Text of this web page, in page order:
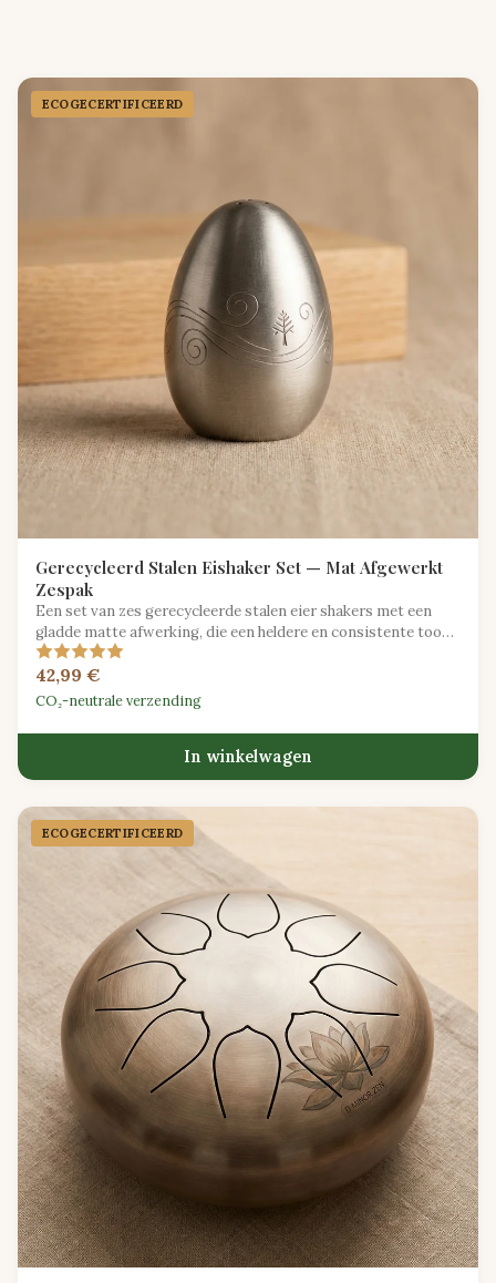
ECOGECER­TIFICEERD
Gerecycleerd Stalen Eishaker Set — Mat Afgewerkt
Zespak
Een set van zes gerecycleerde stalen eier shakers met een
gladde matte afwerking, die een heldere en consistente toon
biedt voor ensemble spelen.
42,99 €
CO₂-neutrale verzending
In winkelwagen
ECOGECER­TIFICEERD